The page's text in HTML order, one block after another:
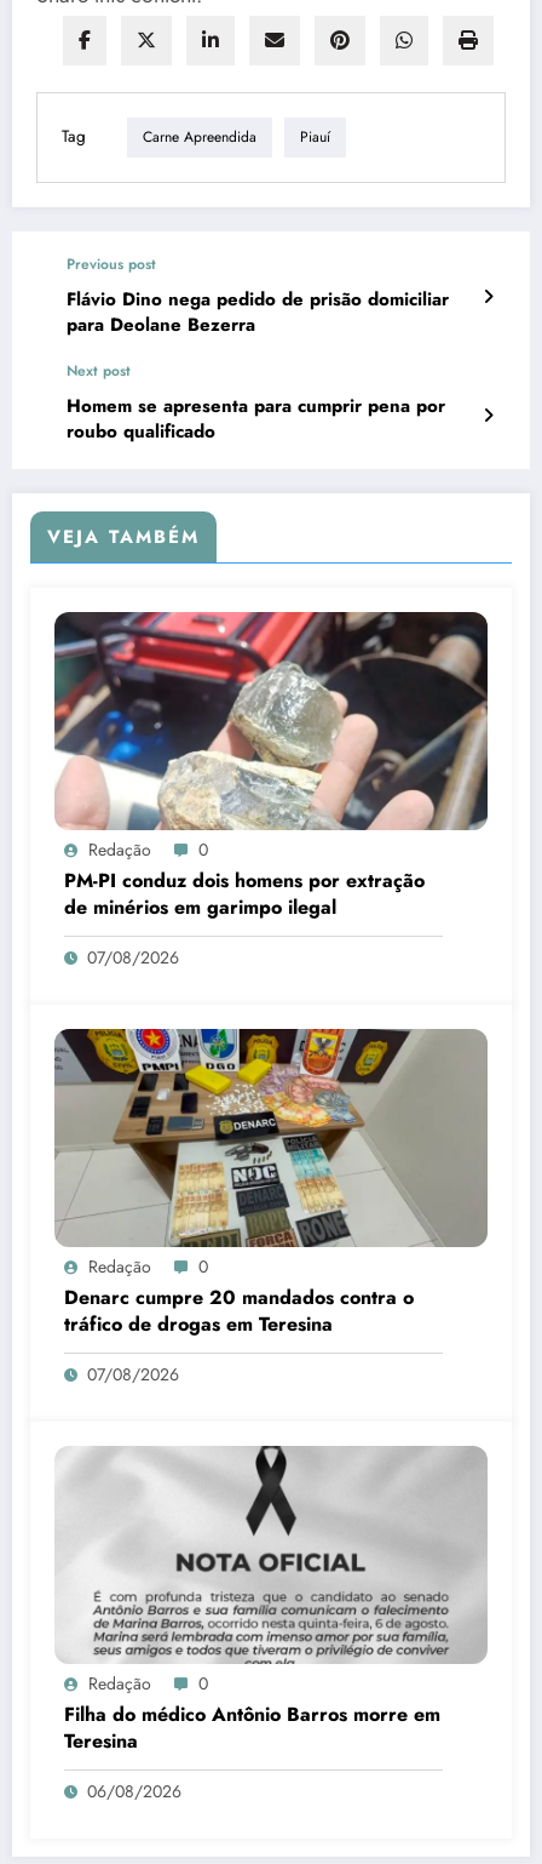
Tag Carne Apreendida Piauí
Previous post
Flávio Dino nega pedido de prisão domiciliar
para Deolane Bezerra
Next post
Homem se apresenta para cumprir pena por
roubo qualificado
VEJA TAMBÉM
Redação 0
PM-PI conduz dois homens por extração
de minérios em garimpo ilegal
07/08/2026
Redação 0
Denarc cumpre 20 mandados contra o
tráfico de drogas em Teresina
07/08/2026
Redação 0
Filha do médico Antônio Barros morre em
Teresina
06/08/2026